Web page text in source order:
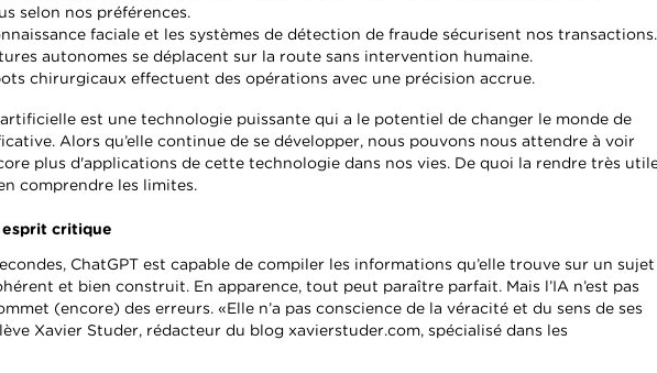
selon nos préférences.
faciale et les systèmes de détection de fraude sécurisent nos transactions.
autonomes se déplacent sur la route sans intervention humaine.
chirurgicaux effectuent des opérations avec une précision accrue.
est une technologie puissante qui a le potentiel de changer le monde de
Alors qu’elle continue de se développer, nous pouvons nous attendre à voir
plus d'applications de cette technologie dans nos vies. De quoi la rendre très
comprendre les limites.
esprit critique
ChatGPT est capable de compiler les informations qu’elle trouve sur un sujet
et bien construit. En apparence, tout peut paraître parfait. Mais l’IA n’est pas
(encore) des erreurs. «Elle n’a pas conscience de la véracité et du sens de ses
Xavier Studer, rédacteur du blog xavierstuder.com, spécialisé dans les